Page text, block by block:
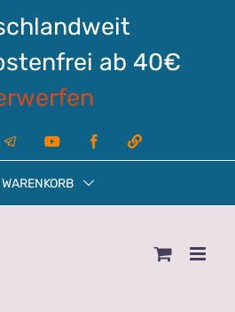
ab 40€
Telegram YouTube FacebookLinktree
WARENKORB